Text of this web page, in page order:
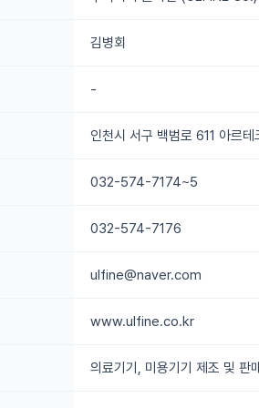
김병회
-
인천시 서구 백범로 611 아르테
032-574-7174~5
032-574-7176
ulfine@naver.com
www.ulfine.co.kr
의료기기, 미용기기 제조 및 판